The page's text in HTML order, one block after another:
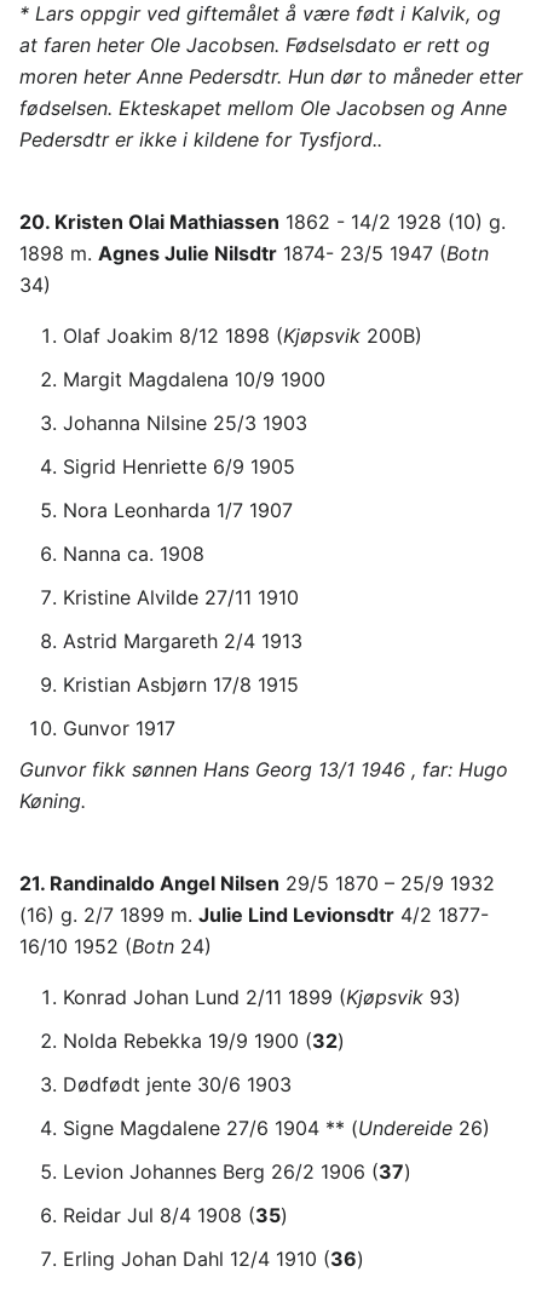
* Lars oppgir ved giftemålet å være født i Kalvik, og
at faren heter Ole Jacobsen. Fødselsdato er rett og
moren heter Anne Pedersdtr. Hun dør to måneder etter
fødselsen. Ekteskapet mellom Ole Jacobsen og Anne
Pedersdtr er ikke i kildene for Tysfjord..
20. Kristen Olai Mathiassen 1862 - 14/2 1928 (10) g.
1898 m. Agnes Julie Nilsdtr 1874- 23/5 1947 (Botn
34)
Olaf Joakim 8/12 1898 (Kjøpsvik 200B)
Margit Magdalena 10/9 1900
Johanna Nilsine 25/3 1903
Sigrid Henriette 6/9 1905
Nora Leonharda 1/7 1907
Nanna ca. 1908
Kristine Alvilde 27/11 1910
Astrid Margareth 2/4 1913
Kristian Asbjørn 17/8 1915
Gunvor 1917
Gunvor fikk sønnen Hans Georg 13/1 1946 , far: Hugo
Køning.
21. Randinaldo Angel Nilsen 29/5 1870 – 25/9 1932
(16) g. 2/7 1899 m. Julie Lind Levionsdtr 4/2 1877-
16/10 1952 (Botn 24)
Konrad Johan Lund 2/11 1899 (Kjøpsvik 93)
Nolda Rebekka 19/9 1900 (32)
Dødfødt jente 30/6 1903
Signe Magdalene 27/6 1904 ** (Undereide 26)
Levion Johannes Berg 26/2 1906 (37)
Reidar Jul 8/4 1908 (35)
Erling Johan Dahl 12/4 1910 (36)